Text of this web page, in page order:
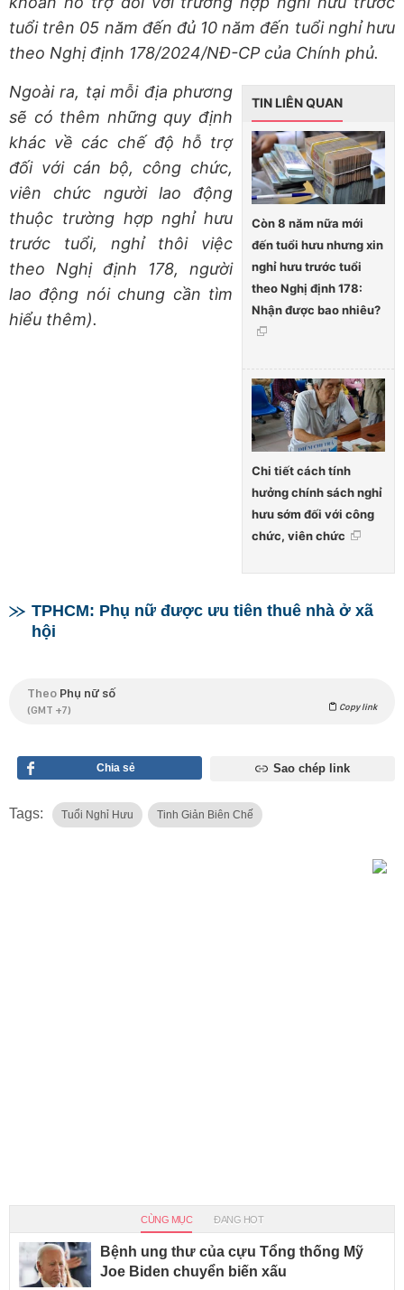
tuổi trên 05 năm đến đủ 10 năm đến tuổi nghỉ hưu
theo Nghị định 178/2024/NĐ-CP của Chính phủ.
TIN LIÊN QUAN
Còn 8 năm nữa mới
đến tuổi hưu nhưng xin
nghỉ hưu trước tuổi
theo Nghị định 178:
Nhận được bao nhiêu?
Chi tiết cách tính
hưởng chính sách nghỉ
hưu sớm đối với công
chức, viên chức
Ngoài ra, tại mỗi địa phương
sẽ có thêm những quy định
khác về các chế độ hỗ trợ
đối với cán bộ, công chức,
viên chức người lao động
thuộc trường hợp nghỉ hưu
trước tuổi, nghỉ thôi việc
theo Nghị định 178, người
lao động nói chung cần tìm
hiểu thêm).
TPHCM: Phụ nữ được ưu tiên thuê nhà ở xã
hội
Theo Phụ nữ số
(GMT +7) Copy link
Chia sẻ Sao chép link
Tags: Tuổi Nghỉ Hưu Tinh Giản Biên Chế
CÙNG MỤC ĐANG HOT
Bệnh ung thư của cựu Tổng thống Mỹ
Joe Biden chuyển biến xấu